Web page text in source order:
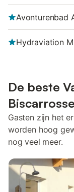
Avonturenbad
Hydraviation
De beste
Biscarrosse
Gasten zijn het
worden hoog
nog veel meer.